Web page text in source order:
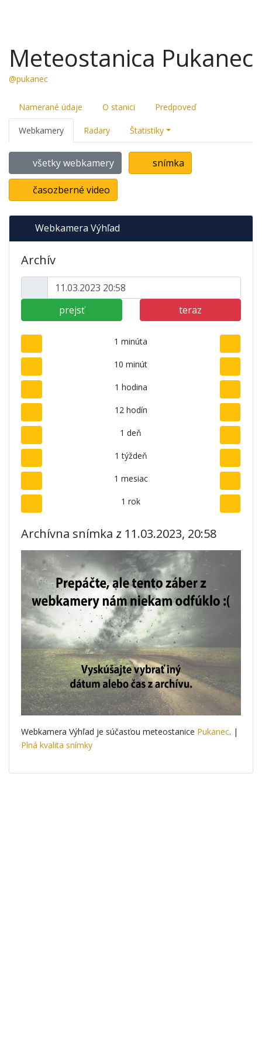
Meteostanica Pukanec
@pukanec
Namerané údaje O stanici Predpoveď
Webkamery Radary Štatistiky
všetky webkamery snímka
časozberné video
Webkamera Výhľad
Archív
prejsť teraz
1 minúta
10 minút
1 hodina
12 hodín
1 deň
1 týždeň
1 mesiac
1 rok
Archívna snímka z 11.03.2023, 20:58
Webkamera Výhľad je súčasťou meteostanice Pukanec. |
Plná kvalita snímky